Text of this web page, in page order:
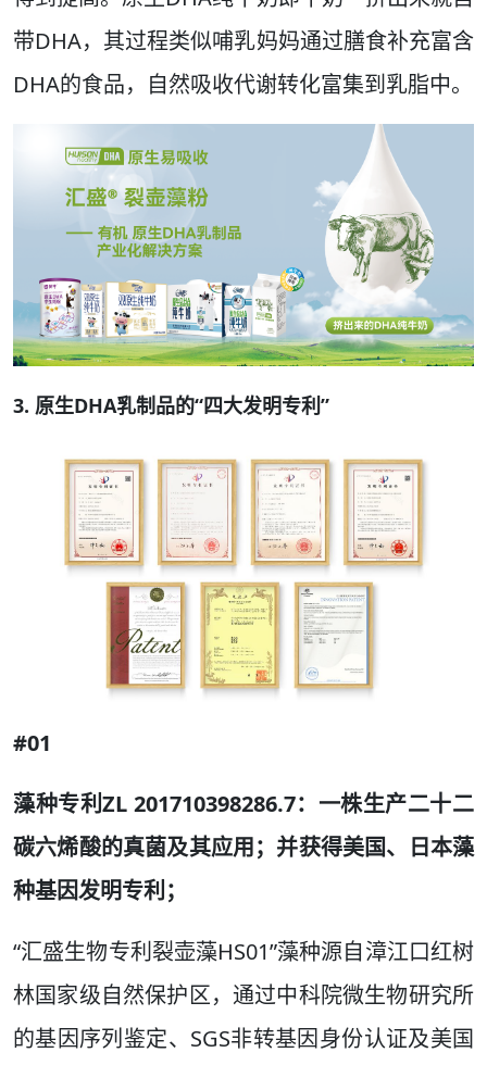
带DHA，其过程类似哺乳妈妈通过膳食补充富含
DHA的食品，自然吸收代谢转化富集到乳脂中。
3. 原生DHA乳制品的“四大发明专利”
#01
藻种专利ZL 201710398286.7：一株生产二十二
碳六烯酸的真菌及其应用；并获得美国、日本藻
种基因发明专利；
“汇盛生物专利裂壶藻HS01”藻种源自漳江口红树
林国家级自然保护区，通过中科院微生物研究所
的基因序列鉴定、SGS非转基因身份认证及美国